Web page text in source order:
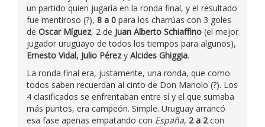
un partido quien jugaría en la ronda final, y el resultado
fue mentiroso (?), 8 a 0 para los charrúas con 3 goles
de Oscar Míguez, 2 de Juan Alberto Schiaffino (el mejor
jugador uruguayo de todos los tiempos para algunos),
Ernesto Vidal, Julio Pérezy Alcides Ghiggia.
La ronda final era, justamente, una ronda, que como
todos saben recuerdan al cinto de Don Manolo (?). Los
4 clasificados se enfrentaban entre sí y el que sumaba
más puntos, era campeón. Simple. Uruguay arrancó
esa fase apenas empatando con España, 2 a 2con